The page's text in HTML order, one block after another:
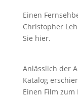
Einen
Christopher
Sie hier.
Anlässlich der
Katalog
Einen Film zum